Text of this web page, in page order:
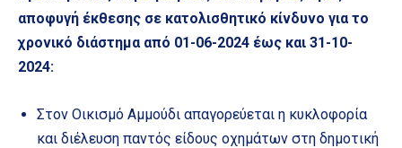
αποφυγή έκθεσης σε κατολισθητικό κίνδυνο για το
χρονικό διάστημα από 01-06-2024 έως και 31-10-
2024:
Στον Οικισμό Αμμούδι απαγορεύεται η κυκλοφορία
και διέλευση παντός είδους οχημάτων στη δημοτική